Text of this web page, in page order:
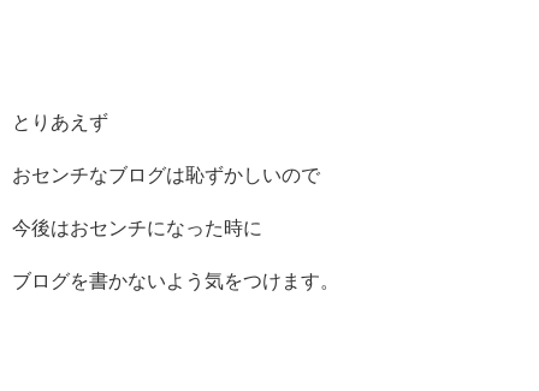
とりあえず
おセンチなブログは恥ずかしいので
今後はおセンチになった時に
ブログを書かないよう気をつけます。